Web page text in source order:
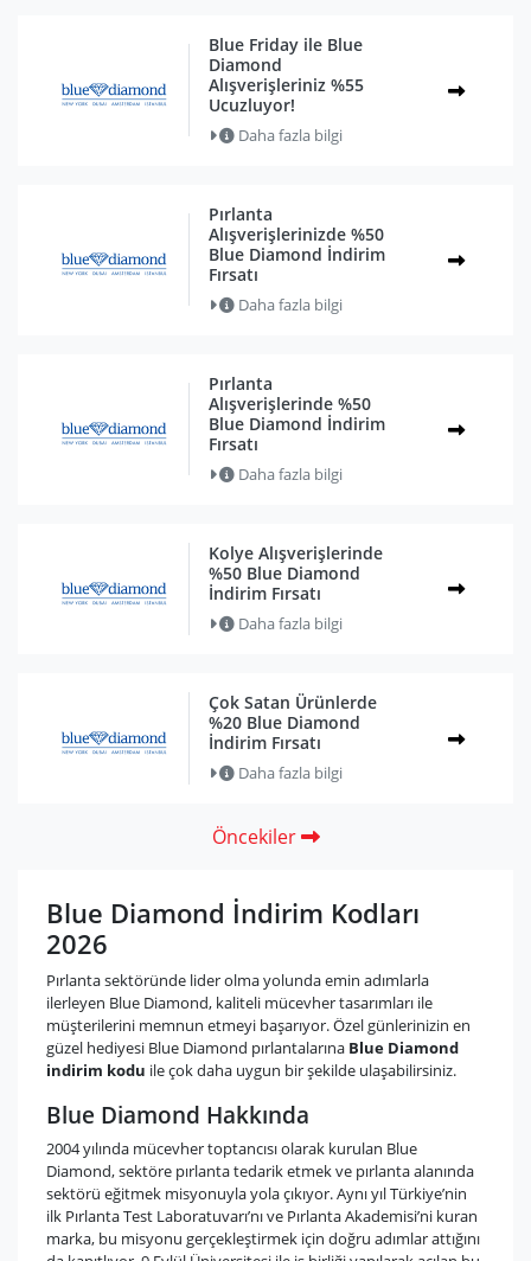
Blue Friday ile Blue
Diamond
Alışverişleriniz %55
Ucuzluyor!
Daha fazla bilgi
Pırlanta
Alışverişlerinizde %50
Blue Diamond İndirim
Fırsatı
Daha fazla bilgi
Pırlanta
Alışverişlerinde %50
Blue Diamond İndirim
Fırsatı
Daha fazla bilgi
Kolye Alışverişlerinde
%50 Blue Diamond
İndirim Fırsatı
Daha fazla bilgi
Çok Satan Ürünlerde
%20 Blue Diamond
İndirim Fırsatı
Daha fazla bilgi
Öncekiler
Blue Diamond İndirim Kodları
2026
Pırlanta sektöründe lider olma yolunda emin adımlarla
ilerleyen Blue Diamond, kaliteli mücevher tasarımları ile
müşterilerini memnun etmeyi başarıyor. Özel günlerinizin en
güzel hediyesi Blue Diamond pırlantalarına Blue Diamond
indirim kodu ile çok daha uygun bir şekilde ulaşabilirsiniz.
Blue Diamond Hakkında
2004 yılında mücevher toptancısı olarak kurulan Blue
Diamond, sektöre pırlanta tedarik etmek ve pırlanta alanında
sektörü eğitmek misyonuyla yola çıkıyor. Aynı yıl Türkiye’nin
ilk Pırlanta Test Laboratuvarı’nı ve Pırlanta Akademisi’ni kuran
marka, bu misyonu gerçekleştirmek için doğru adımlar attığını